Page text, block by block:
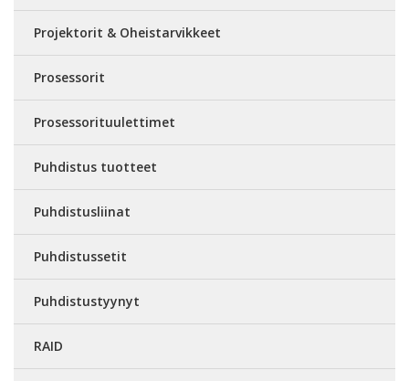
Projektorit & Oheistarvikkeet
Prosessorit
Prosessorituulettimet
Puhdistus tuotteet
Puhdistusliinat
Puhdistussetit
Puhdistustyynyt
RAID